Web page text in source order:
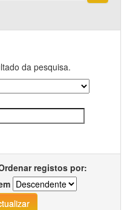
da pesquisa.
registos por: